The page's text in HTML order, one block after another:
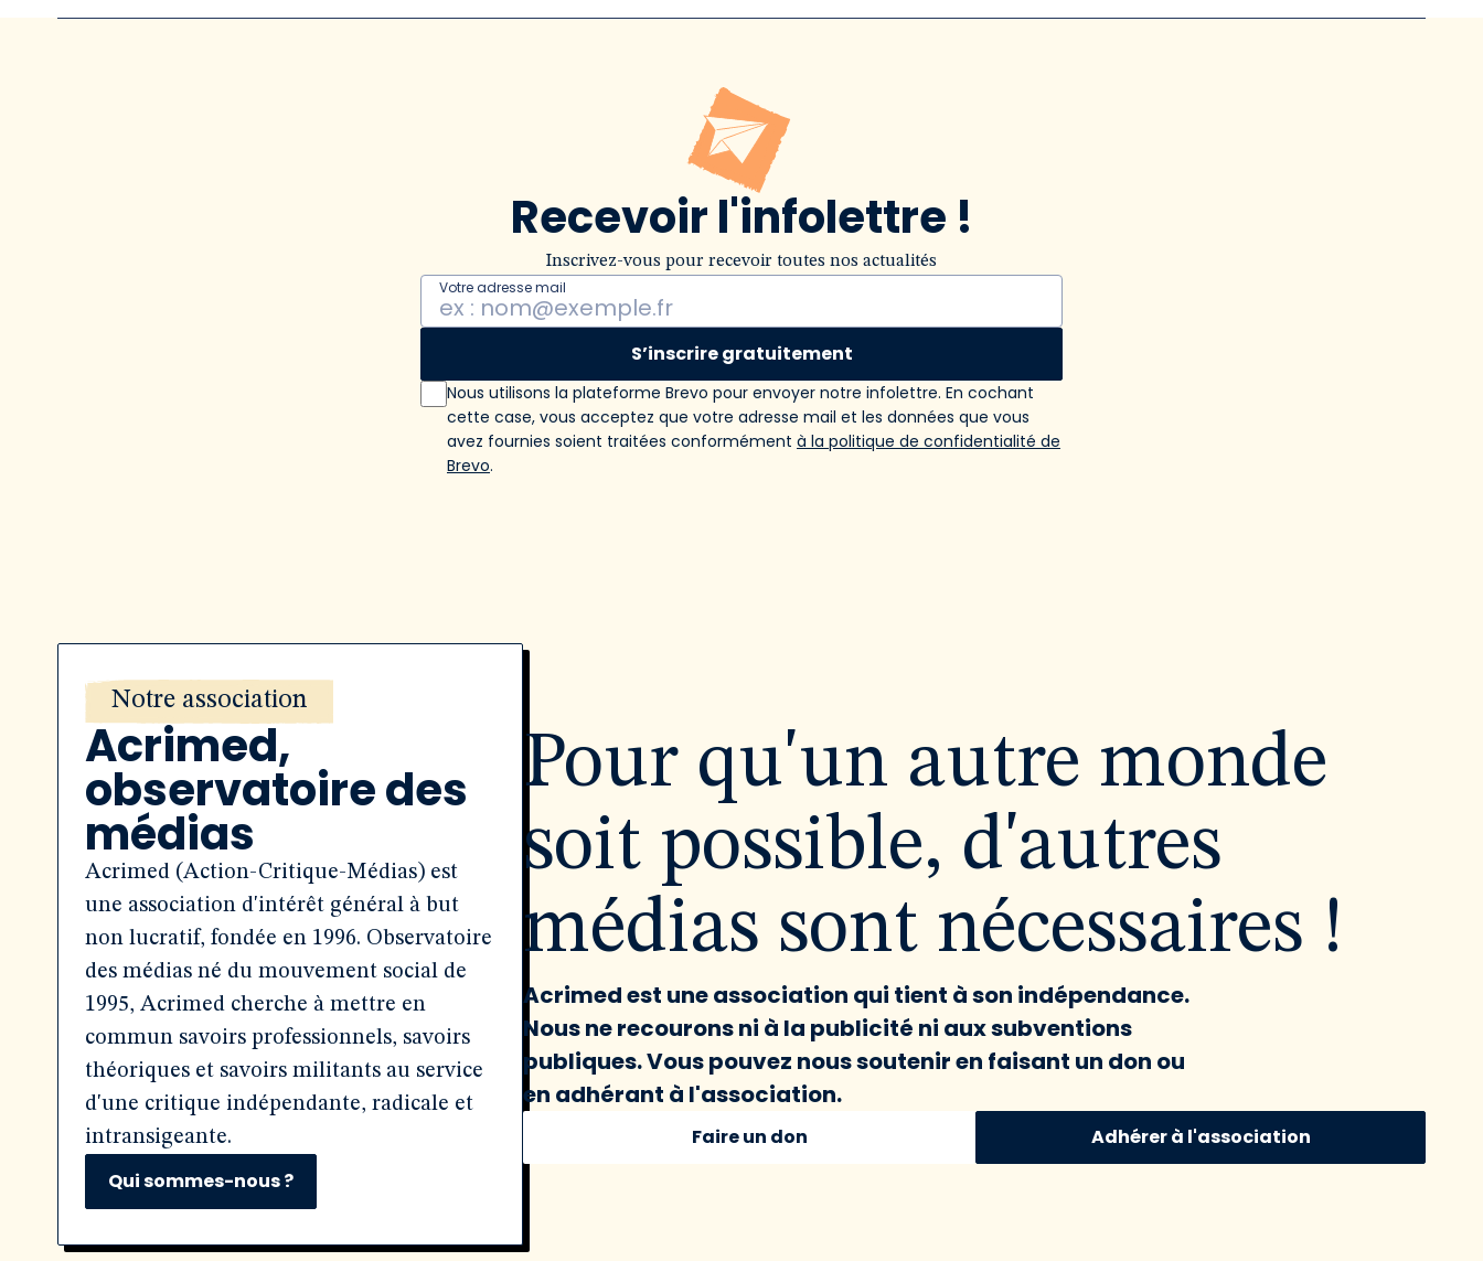
Recevoir l'infolettre !
Inscrivez-vous pour recevoir toutes nos actualités
Votre adresse mail
S’inscrire gratuitement
Nous utilisons la plateforme Brevo pour envoyer notre infolettre. En cochant
cette case, vous acceptez que votre adresse mail et les données que vous
avez fournies soient traitées conformément à la politique de confidentialité de
Brevo.
Notre association
Acrimed,
observatoire des
médias
Acrimed (Action-Critique-Médias) est
une association d'intérêt général à but
non lucratif, fondée en 1996. Observatoire
des médias né du mouvement social de
1995, Acrimed cherche à mettre en
commun savoirs professionnels, savoirs
théoriques et savoirs militants au service
d'une critique indépendante, radicale et
intransigeante.
Qui sommes-nous ?
Pour qu'un autre monde
soit possible, d'autres
médias sont nécessaires !
Acrimed est une association qui tient à son indépendance.
Nous ne recourons ni à la publicité ni aux subventions
publiques. Vous pouvez nous soutenir en faisant un don ou
en adhérant à l'association.
Faire un don Adhérer à l'association